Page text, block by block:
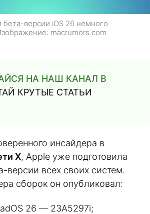
версии iOS 26 немного
macrumors.com
НА НАШ КАНАЛ В
КРУТЫЕ СТАТЬИ
инсайдера в
X, Apple уже подготовила
версии всех своих систем.
сборок он опубликовал:
26 — 23A5297i;